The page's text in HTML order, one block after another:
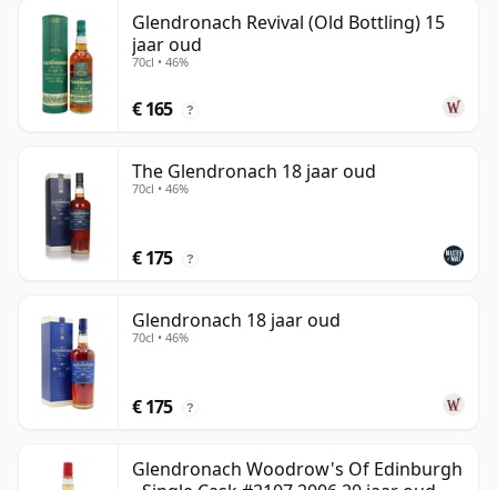
Glendronach Revival (Old Bottling) 15
jaar oud
70cl • 46%
€ 165 ?
The Glendronach 18 jaar oud
70cl • 46%
€ 175 ?
Glendronach 18 jaar oud
70cl • 46%
€ 175 ?
Glendronach Woodrow's Of Edinburgh